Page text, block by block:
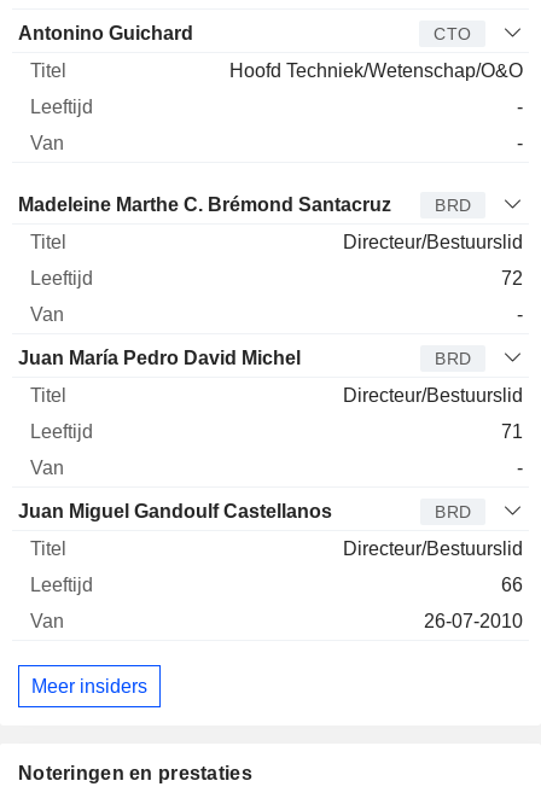
Noteringen en prestaties
Antonino Guichard CTO
Hoofd Techniek/Wetenschap/O&O
-
-
Bestuurder Titel Leeftijd Van
Madeleine Marthe C. Brémond Santacruz BRD
Directeur/Bestuurslid
72
-
Juan María Pedro David Michel BRD
Directeur/Bestuurslid
71
-
Juan Miguel Gandoulf Castellanos BRD
Directeur/Bestuurslid
66
26-07-2010
Meer insiders